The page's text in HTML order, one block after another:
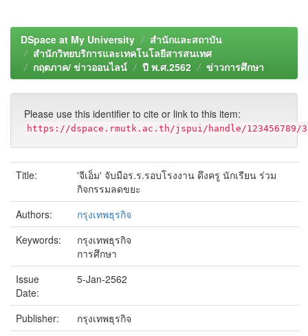
DSpace at My University
สำนักและสถาบัน
สำนักวิทยบริการและเทคโนโลยีสารสนเทศ
กฤตภาค/ ข่าวออนไลน์
ปี พ.ศ.2562 ข่าวการศึกษา
Please use this identifier to cite or link to this item:
https://dspace.rmutk.ac.th/jspui/handle/123456789/
Title:
'จีเอ็ม' จับมือร.ร.รอบโรงงาน ดึงครู นักเรียน ร่วม
กิจกรรมลดขยะ
Authors:
กรุงเทพธุรกิจ
Keywords:
กรุงเทพธุรกิจ
การศึกษา
Issue
Date:
5-Jan-2562
Publisher:
กรุงเทพธุรกิจ